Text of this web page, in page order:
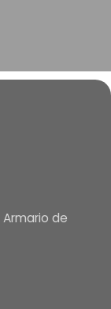
Armario de